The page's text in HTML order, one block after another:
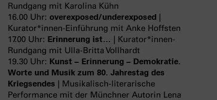
Rundgang mit Karolina Kühn
16.00 Uhr: overexposed/underexposed |
Kurator*innen-Einführung mit Anke Hoffsten
17.00 Uhr: Erinnerung ist… | Kurator*innen-
Rundgang mit Ulla-Britta Vollhardt
19.30 Uhr: Kunst – Erinnerung – Demokratie.
Worte und Musik zum 80. Jahrestag des
Kriegsendes | Musikalisch-literarische
Performance mit der Münchner Autorin Lena